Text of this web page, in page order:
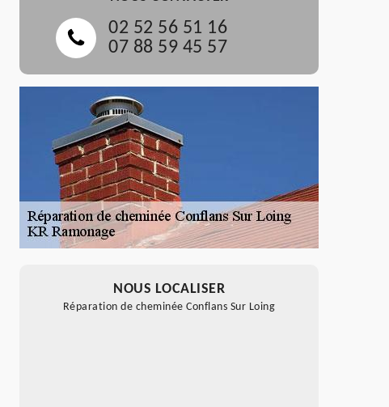
02 52 56 51 16
07 88 59 45 57
NOUS LOCALISER
Réparation de cheminée Conflans Sur Loing